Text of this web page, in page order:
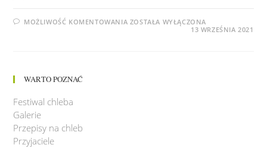
MOŻLIWOŚĆ KOMENTOWANIA WYNIKI
POWIATOWEGO
ZOSTAŁA WYŁĄCZONA
13 WRZEŚNIA 2021
WARTO POZNAĆ
Festiwal chleba
Galerie
Przepisy na chleb
Przyjaciele